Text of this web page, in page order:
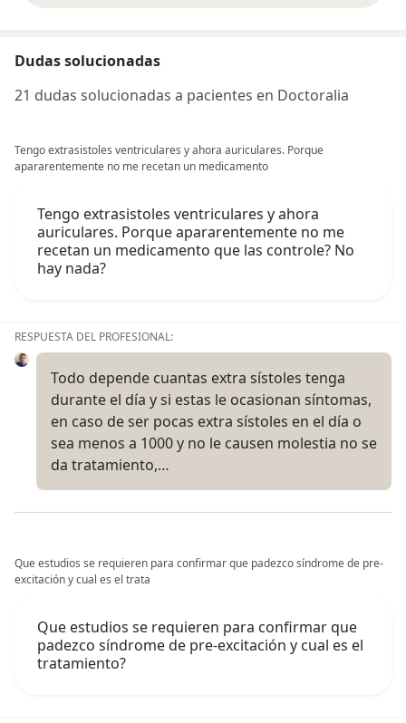
Dudas solucionadas
21 dudas solucionadas a pacientes en Doctoralia
Tengo extrasistoles ventriculares y ahora auriculares. Porque
apararentemente no me recetan un medicamento
Tengo extrasistoles ventriculares y ahora
auriculares. Porque apararentemente no me
recetan un medicamento que las controle? No
hay nada?
RESPUESTA DEL PROFESIONAL:
Todo depende cuantas extra sístoles tenga
durante el día y si estas le ocasionan síntomas,
en caso de ser pocas extra sístoles en el día o
sea menos a 1000 y no le causen molestia no se
da tratamiento,…
Que estudios se requieren para confirmar que padezco síndrome de pre-
excitación y cual es el trata
Que estudios se requieren para confirmar que
padezco síndrome de pre-excitación y cual es el
tratamiento?